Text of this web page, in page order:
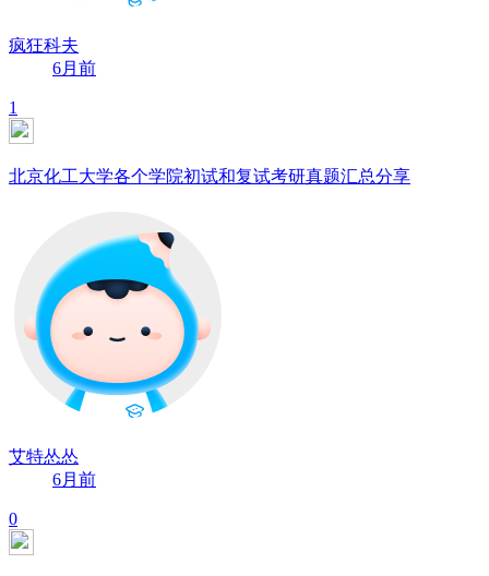
疯狂科夫
6月前
1
北京化工大学各个学院初试和复试考研真题汇总分享
艾特怂怂
6月前
0